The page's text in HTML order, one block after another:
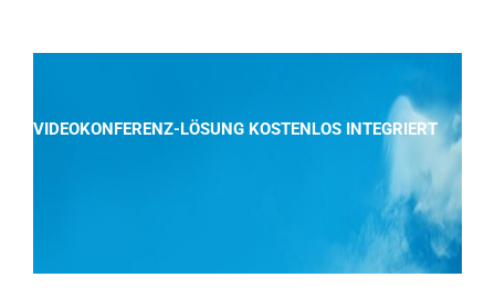
VIDEOKONFERENZ-LÖSUNG KOSTENLOS INTEGRIERT